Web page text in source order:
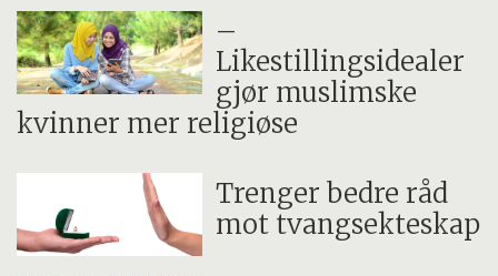
–
Likestillingsidealer
gjør muslimske
kvinner mer religiøse
Trenger bedre råd
mot tvangsekteskap